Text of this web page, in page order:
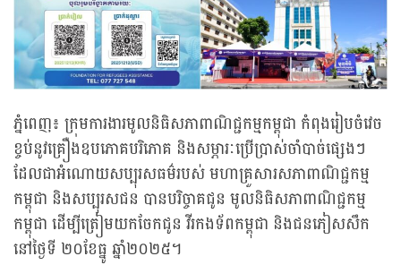
ភ្នំពេញ៖ ក្រុមការងារមូលនិធិសភាពាណិជ្ជកម្មកម្ពុជា កំពុងរៀបចំវេច
ខ្ចប់នូវគ្រឿងឧបភោគបរិភោគ និងសម្ភារៈប្រើប្រាស់ចាំបាច់ផ្សេងៗ
ដែលជាអំណោយសប្បុរសធម៌របស់ មហាគ្រួសារសភាពាណិជ្ជកម្ម
កម្ពុជា និងសប្បុរសជន បានបរិច្ចាគជូន មូលនិធិសភាពាណិជ្ជកម្ម
កម្ពុជា ដើម្បីត្រៀមយកចែកជូន វីរកងទ័ពកម្ពុជា និងជនភៀសសឹក
នៅថ្ងៃទី ២០ខែធ្នូ ឆ្នាំ២០២៥។